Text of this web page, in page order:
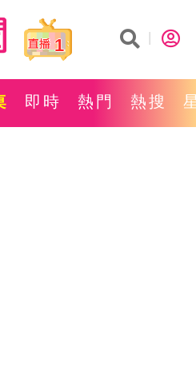
1
即時 熱門 熱搜